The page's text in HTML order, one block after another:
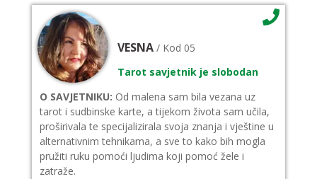
VESNA / Kod 05
Tarot savjetnik je slobodan
O SAVJETNIKU: Od malena sam bila vezana uz
tarot i sudbinske karte, a tijekom života sam učila,
proširivala te specijalizirala svoja znanja i vještine u
alternativnim tehnikama, a sve to kako bih mogla
pružiti ruku pomoći ljudima koji pomoć žele i
zatraže.